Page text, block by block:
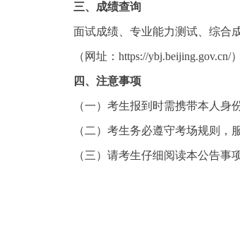
三、成绩查询
面试成绩、专业能力测试、综合
（网址：https://ybj.beijing.gov.cn/）
四、注意事项
（一）考生报到时需携带本人身
（二）考生务必遵守考场规则，
（三）请考生仔细阅读本公告事